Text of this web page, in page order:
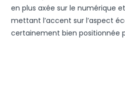
SÛR
ET
en plus axée sur le numérique
mettant l’accent sur l’aspect
certainement bien positionnée